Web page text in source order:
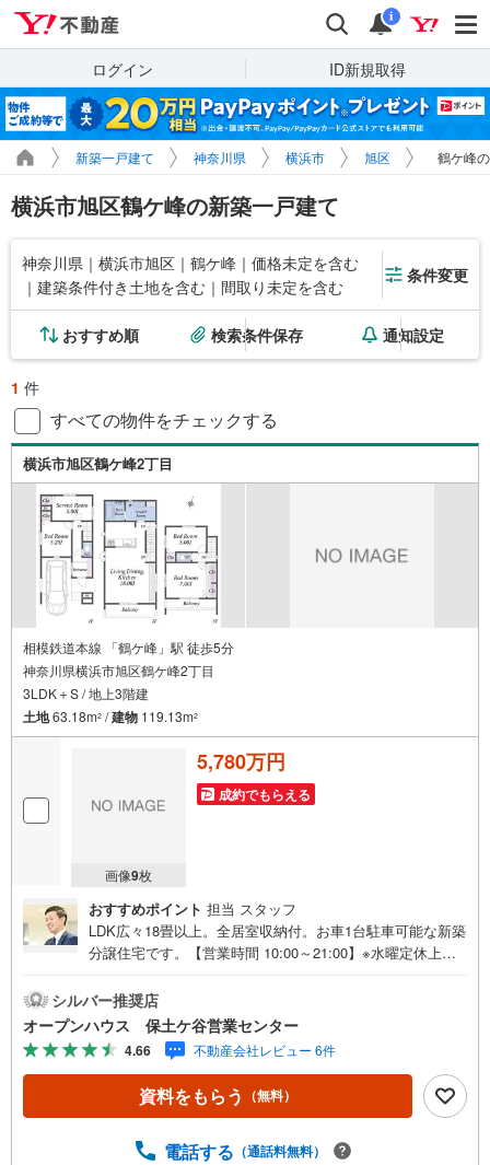
検索 通知
i
ログイン ID新規取得
新築一戸建て 神奈川県 横浜市 旭区 鶴ケ峰
横浜市旭区鶴ケ峰の新築一戸建て
神奈川県｜横浜市旭区｜鶴ケ峰｜価格未定を含む
｜建築条件付き土地を含む｜間取り未定を含む
条件変更
おすすめ順 検索条件保存 通知設定
1 件
すべての物件をチェックする
横浜市旭区鶴ケ峰2丁目
相模鉄道本線 「鶴ケ峰」駅 徒歩5分
神奈川県横浜市旭区鶴ケ峰2丁目
3LDK＋S / 地上3階建
土地63.18m2 /建物 119.13m2
画像9枚
5,780万円
成約でもらえる
おすすめポイント 担当 スタッフ
LDK広々18畳以上。全居室収納付。お車1台駐車可能な新築
分譲住宅です。【営業時間 10:00～21:00】※水曜定休上記
にご連絡ください！現地を見学される場合は「室内・現地
を見学する（無料）」ボタンよりご希望の日時をご記入い
ただけますとスムーズにご案内が可能です。◎現地のご案
内について・平日や夜遅い時間帯もご案内が可能 ※定休日
を除く・経験豊富なスタッフが物件詳細を丁寧にご説明い
たします。・車でご自宅や最寄り駅等、ご指定の場所まで
個別FP相談会 無料物件のご紹介だけでなく住宅ローン・
シルバー推奨店
オープンハウス 保土ケ谷営業センター
4.66 不動産会社レビュー 6件
資料をもらう （無料）
電話する （通話料無料）